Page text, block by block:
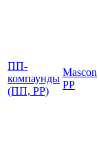
ПП-
компаунды
(ПП, PP)
Mascon
PP